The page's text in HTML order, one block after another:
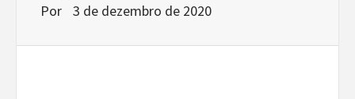
Por 3 de dezembro de 2020